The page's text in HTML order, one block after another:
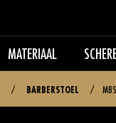
MATERIAAL
/ BARBERSTOEL /